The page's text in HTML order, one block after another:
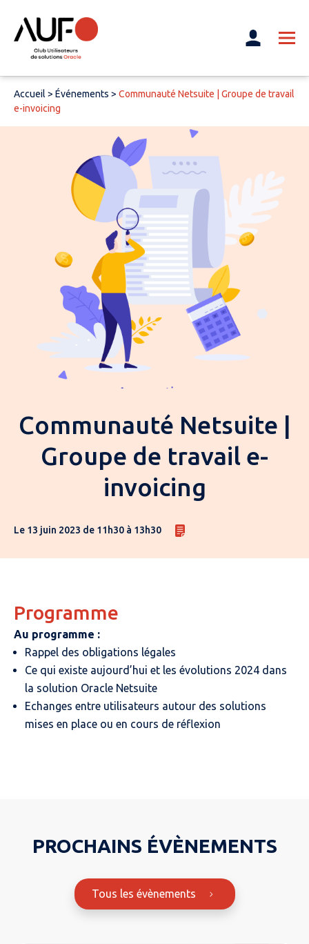
Accueil > Événements > Communauté Netsuite | Groupe de travail
e-invoicing
Communauté Netsuite |
Groupe de travail e-
invoicing
Le 13 juin 2023 de 11h30 à 13h30
Programme
Au programme :
Rappel des obligations légales
Ce qui existe aujourd’hui et les évolutions 2024 dans
la solution Oracle Netsuite
Echanges entre utilisateurs autour des solutions
mises en place ou en cours de réflexion
PROCHAINS ÉVÈNEMENTS
Tous les évènements